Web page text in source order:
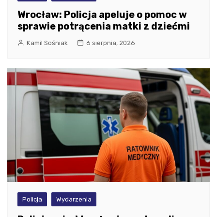
Wrocław: Policja apeluje o pomoc w
sprawie potrącenia matki z dziećmi
Kamil Sośniak 6 sierpnia, 2026
Policja Wydarzenia